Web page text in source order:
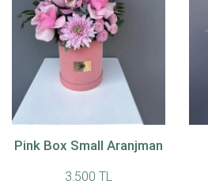
Pink Box Small Aranjman
3.500 TL